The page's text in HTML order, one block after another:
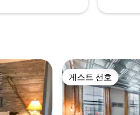
게스트 선호
게스트 선호